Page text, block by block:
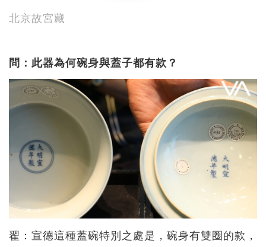
北京故宮藏
問：此器為何碗身與蓋子都有款？
翟：宣德這種蓋碗特別之處是，碗身有雙圈的款，